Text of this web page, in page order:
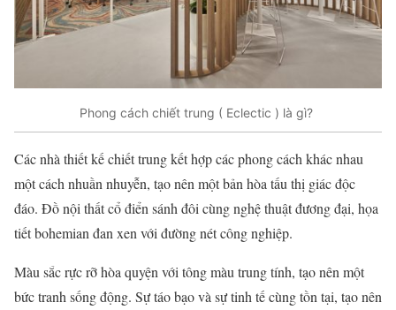
Phong cách chiết trung ( Eclectic ) là gì?
Các nhà thiết kế chiết trung kết hợp các phong cách khác nhau
một cách nhuần nhuyễn, tạo nên một bản hòa tấu thị giác độc
đáo. Đồ nội thất cổ điển sánh đôi cùng nghệ thuật đương đại, họa
tiết bohemian đan xen với đường nét công nghiệp.
Màu sắc rực rỡ hòa quyện với tông màu trung tính, tạo nên một
bức tranh sống động. Sự táo bạo và sự tinh tế cùng tồn tại, tạo nên